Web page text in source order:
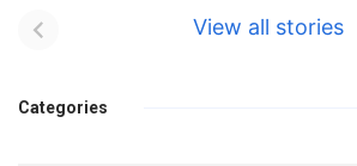
View all stories
bhulaiyaa
Teaser and Trailer
Categories